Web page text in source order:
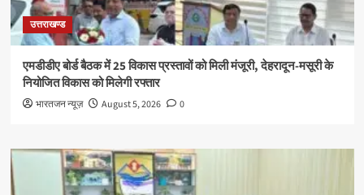
उत्तराखण्ड
एमडीडीए बोर्ड बैठक में 25 विकास प्रस्तावों को मिली मंजूरी, देहरादून-मसूरी के
नियोजित विकास को मिलेगी रफ्तार
भारतजन न्यूज़ August 5, 2026 0